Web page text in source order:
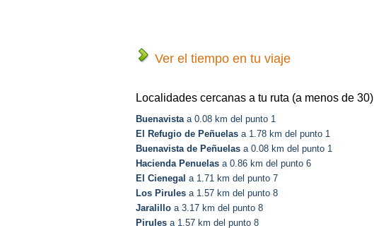
Ver el tiempo en tu viaje
Localidades cercanas a tu ruta (a menos de 30)
Buenavistaa 0.08 km del punto 1
El Refugio de Peñuelas a 1.78 km del punto 1
Buenavista de Peñuelas a 0.08 km del punto 1
Hacienda Penuelas a 0.86 km del punto 6
El Cienegal a 1.71 km del punto 7
Los Pirules a 1.57 km del punto 8
Jaralillo a 3.17 km del punto 8
Pirules a 1.57 km del punto 8